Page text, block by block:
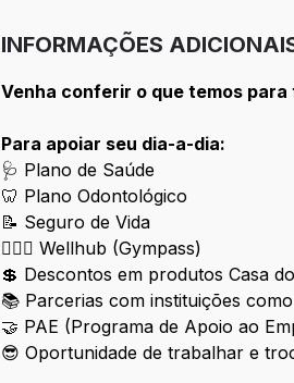
INFORMAÇÕES
Venha conferir o que temos
Para apoiar seu dia-a-dia:
🩺 Plano de Saúde
🦷 Plano Odontológico
📝 Seguro de Vida
🏋🏼‍♀ Wellhub (Gympass)
💲 Descontos em produtos Casa
📚 Parcerias com instituições
🤝 PAE (Programa de Apoio ao
😎 Oportunidade de trabalhar e